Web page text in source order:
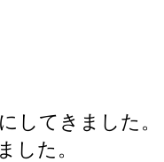
してきました。
した。